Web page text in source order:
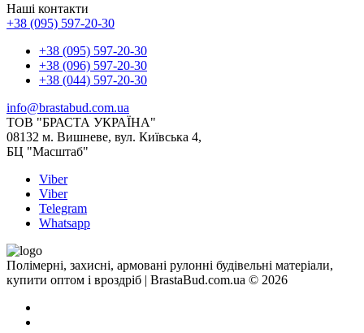
Наші контакти
+38 (095) 597-20-30
+38 (095) 597-20-30
+38 (096) 597-20-30
+38 (044) 597-20-30
info@brastabud.com.ua
ТОВ "БРАСТА УКРАЇНА"
08132 м. Вишневе, вул. Київська 4,
БЦ "Масштаб"
Viber
Viber
Telegram
Whatsapp
Полімерні, захисні, армовані рулонні будівельні матеріали,
купити оптом і вроздріб | BrastaBud.com.ua © 2026